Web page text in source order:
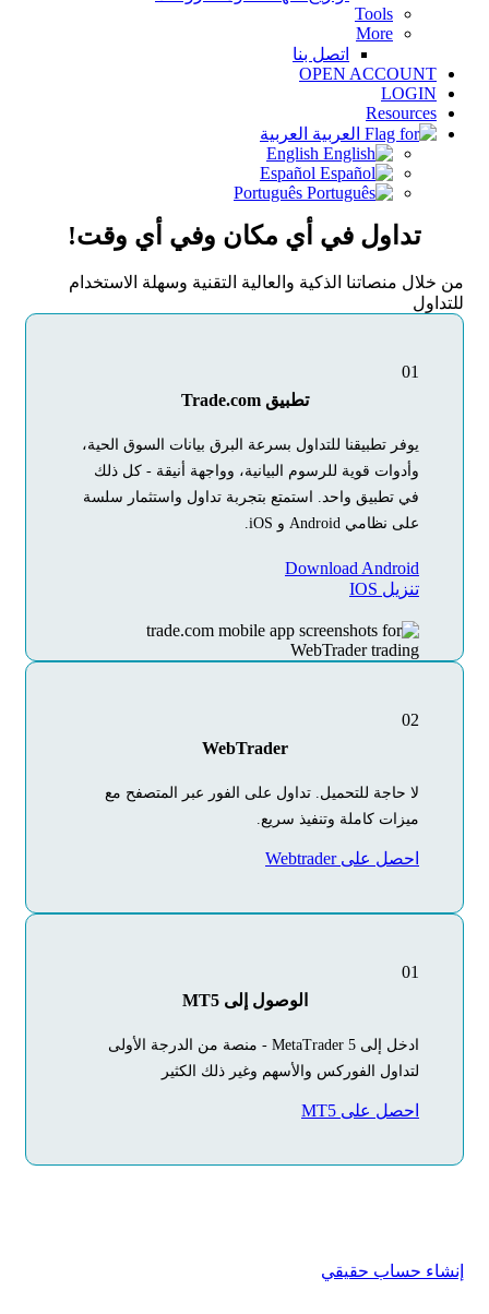
Tools
More
اتصل بنا
OPEN ACCOUNT
LOGIN
Resources
العربية
English
Español
Português
تداول في أي مكان وفي أي وقت!
من خلال منصاتنا الذكية والعالية التقنية وسهلة الاستخدام
للتداول
01
تطبيق Trade.com
يوفر تطبيقنا للتداول بسرعة البرق بيانات السوق الحية،
وأدوات قوية للرسوم البيانية، وواجهة أنيقة - كل ذلك
في تطبيق واحد. استمتع بتجربة تداول واستثمار سلسة
على نظامي Android و iOS.
Download Android
تنزيل IOS
02
WebTrader
لا حاجة للتحميل. تداول على الفور عبر المتصفح مع
ميزات كاملة وتنفيذ سريع.
احصل على Webtrader
01
الوصول إلى MT5
ادخل إلى MetaTrader 5 - منصة من الدرجة الأولى
لتداول الفوركس والأسهم وغير ذلك الكثير
احصل على MT5
إنشاء حساب حقيقي